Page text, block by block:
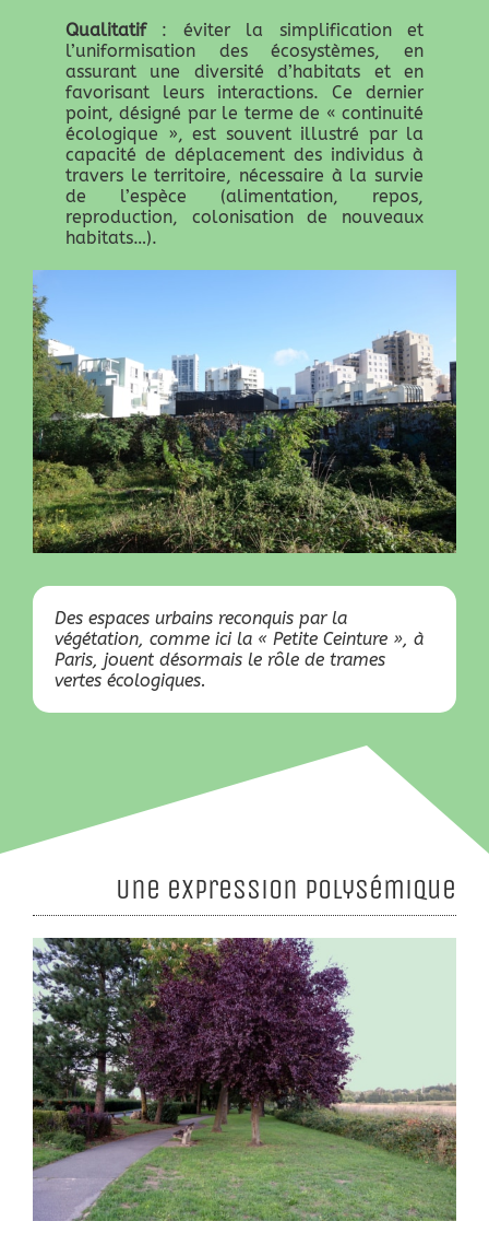
Qualitatif: éviter la simplification et
l’uniformisation des écosystèmes, en
assurant une diversité d’habitats et en
favorisant leurs interactions. Ce dernier
point, désigné par le terme de « continuité
écologique », est souvent illustré par la
capacité de déplacement des individus à
travers le territoire, nécessaire à la survie
de l’espèce (alimentation, repos,
reproduction, colonisation de nouveaux
habitats…).
Des espaces urbains reconquis par la
végétation, comme ici la « Petite Ceinture », à
Paris, jouent désormais le rôle de trames
vertes écologiques.
Une expression polysémique